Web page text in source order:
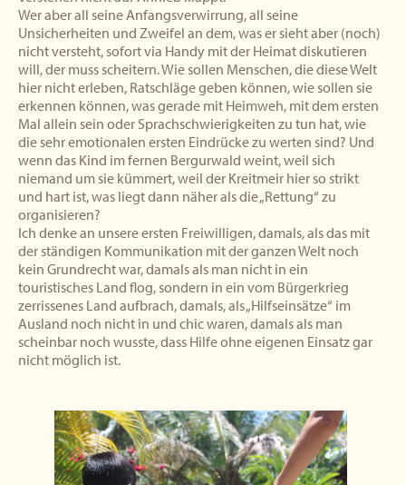
Wer aber all seine Anfangsverwirrung, all seine
Unsicherheiten und Zweifel an dem, was er sieht aber (noch)
nicht versteht, sofort via Handy mit der Heimat diskutieren
will, der muss scheitern. Wie sollen Menschen, die diese Welt
hier nicht erleben, Ratschläge geben können, wie sollen sie
erkennen können, was gerade mit Heimweh, mit dem ersten
Mal allein sein oder Sprachschwierigkeiten zu tun hat, wie
die sehr emotionalen ersten Eindrücke zu werten sind? Und
wenn das Kind im fernen Bergurwald weint, weil sich
niemand um sie kümmert, weil der Kreitmeir hier so strikt
und hart ist, was liegt dann näher als die „Rettung“ zu
organisieren?
Ich denke an unsere ersten Freiwilligen, damals, als das mit
der ständigen Kommunikation mit der ganzen Welt noch
kein Grundrecht war, damals als man nicht in ein
touristisches Land flog, sondern in ein vom Bürgerkrieg
zerrissenes Land aufbrach, damals, als „Hilfseinsätze“ im
Ausland noch nicht in und chic waren, damals als man
scheinbar noch wusste, dass Hilfe ohne eigenen Einsatz gar
nicht möglich ist.